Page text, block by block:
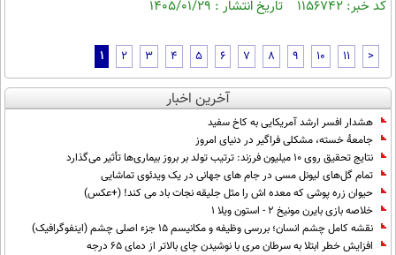
کد خبر: ۱۱۵۶۷۴۲ تاریخ انتشار : ۱۴۰۵/۰۱/۲۹
1 2 3 4 5 6 7 8 9 10 11 >
آخرین اخبار
هشدار افسر ارشد آمریکایی به کاخ سفید
جامعۀ خسته، مشکلی فراگیر در دنیای امروز
نتایج تحقیق روی ۱۰ میلیون فرزند: ترتیب تولد بر بروز بیماری‌ها تأثیر می‌گذارد
تمام گل‌های لیونل مسی در جام های جهانی در یک ویدئوی تماشایی
حیوان زره پوشی که معده اش را مثل جلیقه نجات باد می کند! (+عکس)
خلاصه بازی بایرن مونیخ ۲ - استون ویلا ۱
نقشه کامل چشم انسان؛ بررسی وظیفه و مکانیسم 15 جزء اصلی چشم (اینفوگرافیک)
افزایش خطر ابتلا به سرطان مری با نوشیدن چای بالاتر از دمای ۶۵ درجه